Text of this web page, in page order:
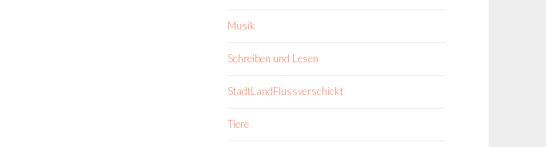
Musik
Schreiben und Lesen
StadtLandFlussverschickt
Tiere